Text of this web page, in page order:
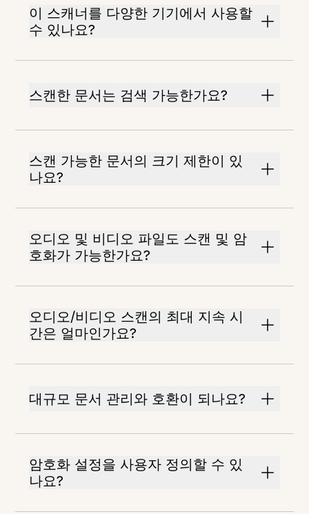
이 스캐너를 다양한 기기에서 사용할
수 있나요?
스캔한 문서는 검색 가능한가요?
스캔 가능한 문서의 크기 제한이 있
나요?
오디오 및 비디오 파일도 스캔 및 암
호화가 가능한가요?
오디오/비디오 스캔의 최대 지속 시
간은 얼마인가요?
대규모 문서 관리와 호환이 되나요?
암호화 설정을 사용자 정의할 수 있
나요?